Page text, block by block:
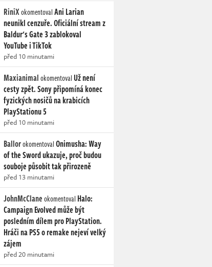
RiniXokomentovalAni Larian
neunikl cenzuře. Oficiální stream z
Baldur's Gate 3 zablokoval
YouTube i TikTok
před 10 minutami
MaxianimalokomentovalUž není
cesty zpět. Sony připomíná konec
fyzických nosičů na krabicích
PlayStationu 5
před 10 minutami
BallorokomentovalOnimusha: Way
of the Sword ukazuje, proč budou
souboje působit tak přirozeně
před 13 minutami
JohnMcClaneokomentoval Halo:
Campaign Evolved může být
posledním dílem pro PlayStation.
Hráči na PS5 o remake nejeví velký
zájem
před 20 minutami